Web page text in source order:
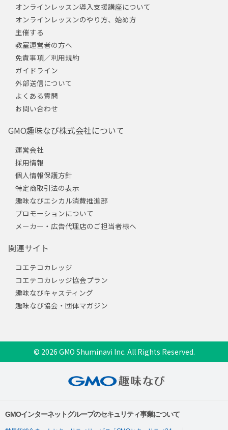
オンラインレッスン導入支援講座について
オンラインレッスンのやり方、始め方
主催する
教室運営者の方へ
免責事項／利用規約
ガイドライン
外部送信について
よくある質問
お問い合わせ
GMO趣味なび株式会社について
運営会社
採用情報
個人情報保護方針
特定商取引法の表示
趣味なびエシカル消費推進部
プロモーションについて
メーカー・広告代理店のご担当者様へ
関連サイト
コエテコカレッジ
コエテコカレッジ協会プラン
趣味なびキャスティング
趣味なび協会・団体マガジン
© 2026 GMO Shuminavi Inc. All Rights Reserved.